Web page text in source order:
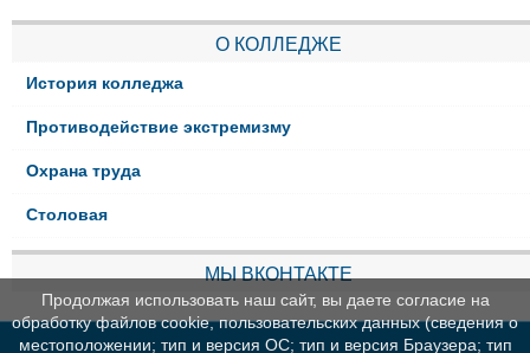
О КОЛЛЕДЖЕ
История колледжа
Противодействие экстремизму
Охрана труда
Столовая
МЫ ВКОНТАКТЕ
Продолжая использовать наш сайт, вы даете согласие на
обработку файлов cookie, пользовательских данных (сведения о
местоположении; тип и версия ОС; тип и версия Браузера; тип